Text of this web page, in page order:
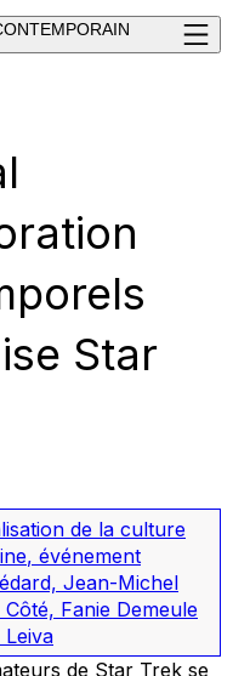
Star
de la culture
, événement
Jean-Michel
Fanie Demeule
de Star Trek se